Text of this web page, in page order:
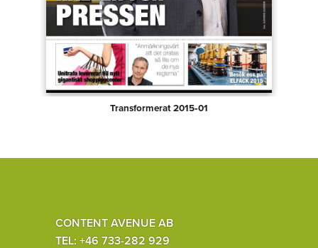
Transformerat 2015‑01
CONTENT AVENUE AB
TEL: +46 733-282 929